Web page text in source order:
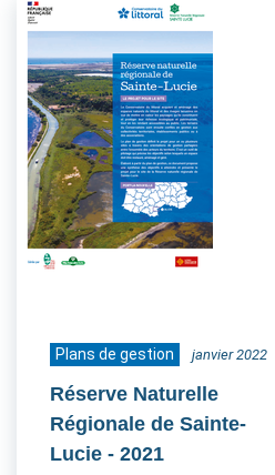
Plans de gestion janvier 2022
Réserve Naturelle
Régionale de Sainte-
Lucie - 2021